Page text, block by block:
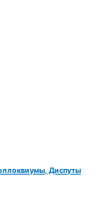
Диспуты